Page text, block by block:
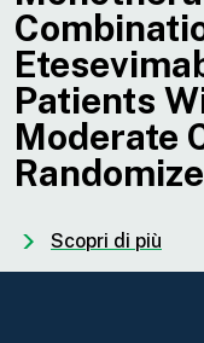
Patients
Moderate
Scopri di più